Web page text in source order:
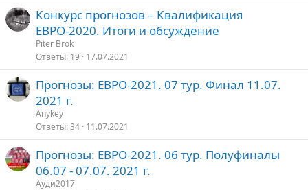
н
о
Конкурс прогнозов – Квалификация
ЕВРО-2020. Итоги и обсуждение
Piter Brok
Ответы 19 17.07.2021
Прогнозы: ЕВРО-2021. 07 тур. Финал 11.07.
2021 г.
Anykey
Ответы 34 11.07.2021
Прогнозы: ЕВРО-2021. 06 тур. Полуфиналы
06.07 - 07.07. 2021 г.
Ауди2017